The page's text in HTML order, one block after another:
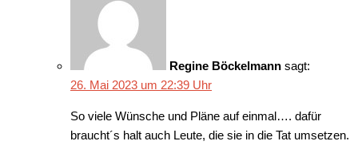
Regine Böckelmann sagt:
26. Mai 2023 um 22:39 Uhr
So viele Wünsche und Pläne auf einmal…. dafür
braucht´s halt auch Leute, die sie in die Tat umsetzen.